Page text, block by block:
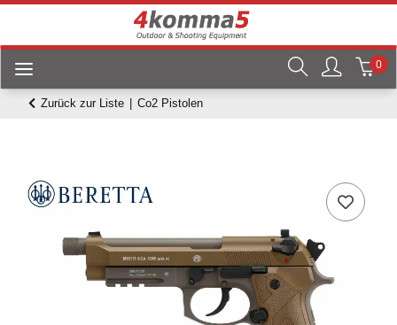
0
Zurück zur Liste Co2 Pistolen